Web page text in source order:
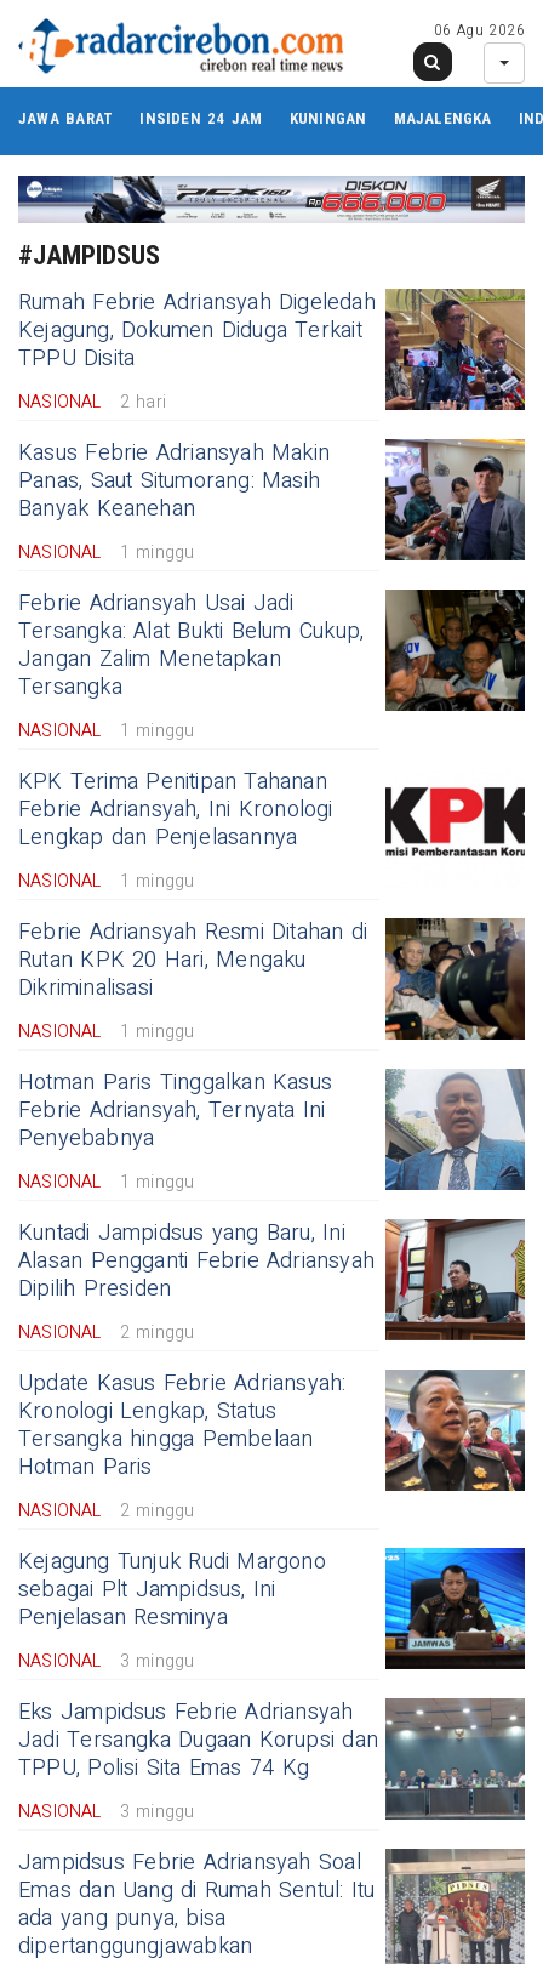
06 Agu 2026
JAWA BARAT INSIDEN 24 JAM KUNINGAN MAJALENGKA
#JAMPIDSUS
Rumah Febrie Adriansyah Digeledah
Kejagung, Dokumen Diduga Terkait
TPPU Disita
NASIONAL 2 hari
Kasus Febrie Adriansyah Makin
Panas, Saut Situmorang: Masih
Banyak Keanehan
NASIONAL 1 minggu
Febrie Adriansyah Usai Jadi
Tersangka: Alat Bukti Belum Cukup,
Jangan Zalim Menetapkan
Tersangka
NASIONAL 1 minggu
KPK Terima Penitipan Tahanan
Febrie Adriansyah, Ini Kronologi
Lengkap dan Penjelasannya
NASIONAL 1 minggu
Febrie Adriansyah Resmi Ditahan di
Rutan KPK 20 Hari, Mengaku
Dikriminalisasi
NASIONAL 1 minggu
Hotman Paris Tinggalkan Kasus
Febrie Adriansyah, Ternyata Ini
Penyebabnya
NASIONAL 1 minggu
Kuntadi Jampidsus yang Baru, Ini
Alasan Pengganti Febrie Adriansyah
Dipilih Presiden
NASIONAL 2 minggu
Update Kasus Febrie Adriansyah:
Kronologi Lengkap, Status
Tersangka hingga Pembelaan
Hotman Paris
NASIONAL 2 minggu
Kejagung Tunjuk Rudi Margono
sebagai Plt Jampidsus, Ini
Penjelasan Resminya
NASIONAL 3 minggu
Eks Jampidsus Febrie Adriansyah
Jadi Tersangka Dugaan Korupsi dan
TPPU, Polisi Sita Emas 74 Kg
NASIONAL 3 minggu
Jampidsus Febrie Adriansyah Soal
Emas dan Uang di Rumah Sentul: Itu
ada yang punya, bisa
dipertanggungjawabkan